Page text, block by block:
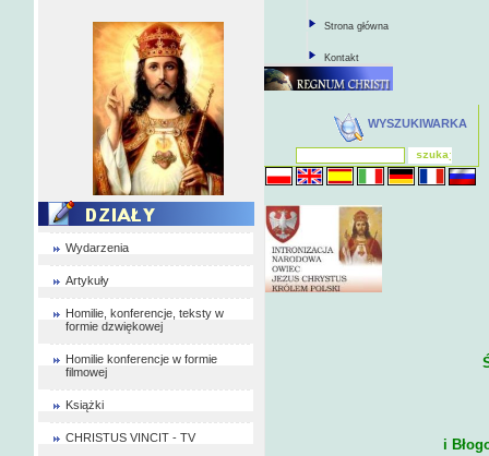
Wydarzenia
Artykuły
Homilie, konferencje, teksty w
formie dzwiękowej
Homilie konferencje w formie
filmowej
Książki
CHRISTUS VINCIT - TV
Strona główna
Kontakt
WYSZUKIWARKA
i